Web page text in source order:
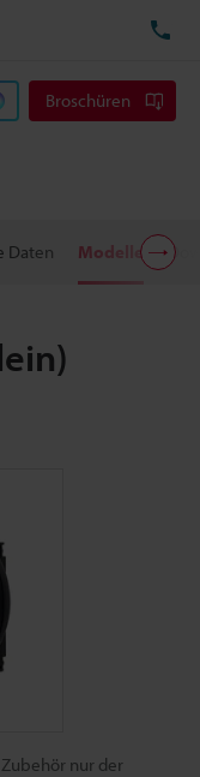
Broschüren
Daten Modelle
nur der